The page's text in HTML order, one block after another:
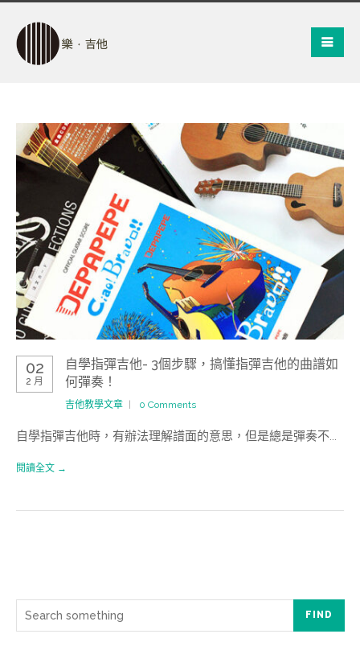
02
2 月
自學指彈吉他- 3個步驟，搞懂指彈吉他的曲譜如
何彈奏！
吉他教學文章 0 Comments
自學指彈吉他時，有辦法理解譜面的意思，但是總是彈奏不...
閱讀全文 →
FIND